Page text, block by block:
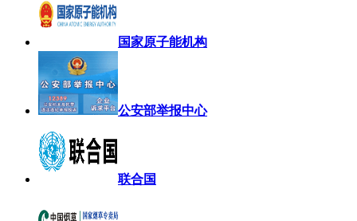
国家原子能机构
公安部举报中心
联合国